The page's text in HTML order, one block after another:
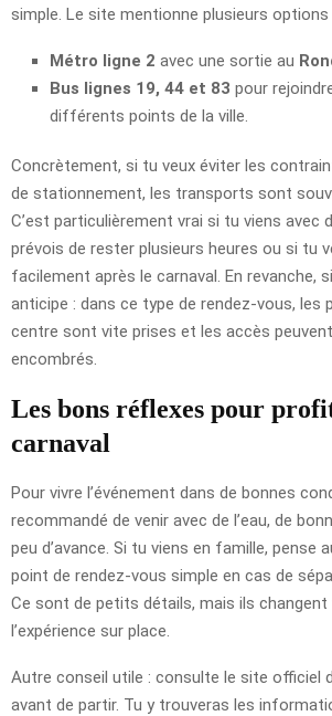
simple. Le site mentionne plusieurs options
Métro ligne 2 avec une sortie au
Bus lignes 19, 44 et 83 pour
différents points de la ville.
Concrètement, si tu veux éviter les
de stationnement, les transports sont
C’est particulièrement vrai si tu viens avec
prévois de rester plusieurs heures ou si tu
facilement après le carnaval. En revanche,
anticipe : dans ce type de rendez-vous, les
centre sont vite prises et les accès
encombrés.
Les bons réflexes pour
carnaval
Pour vivre l’événement dans de bonnes
recommandé de venir avec de l’eau, de
peu d’avance. Si tu viens en famille, pense
point de rendez-vous simple en cas de
Ce sont de petits détails, mais ils changent
l’expérience sur place.
Autre conseil utile : consulte le site officiel
avant de partir. Tu y trouveras les